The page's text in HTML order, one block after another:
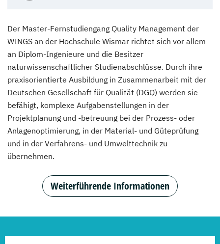
Der Master-Fernstudiengang Quality Management der
WINGS an der Hochschule Wismar richtet sich vor allem
an Diplom-Ingenieure und die Besitzer
naturwissenschaftlicher Studienabschlüsse. Durch ihre
praxisorientierte Ausbildung in Zusammenarbeit mit der
Deutschen Gesellschaft für Qualität (DGQ) werden sie
befähigt, komplexe Aufgabenstellungen in der
Projektplanung und -betreuung bei der Prozess- oder
Anlagenoptimierung, in der Material- und Güteprüfung
und in der Verfahrens- und Umwelttechnik zu
übernehmen.
Weiterführende Informationen